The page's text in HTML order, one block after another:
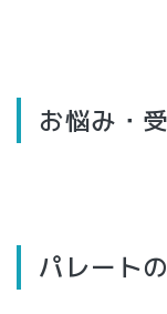
お悩み・
パレート